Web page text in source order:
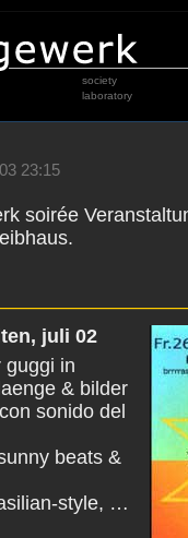
society
laboratory
23:15
soirée
juli 02
guggi in
& bilder
sonido del
beats &
style, …